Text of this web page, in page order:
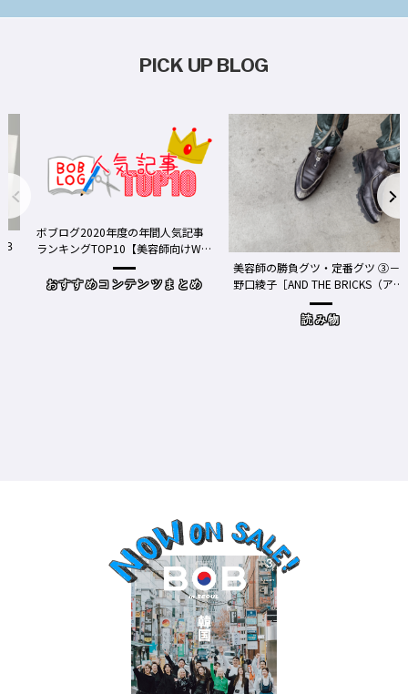
PICK UP BLOG
ブログ2020年度の年間人気記事
ンキングTOP10【美容師向けWe
おすすめコンテンツまとめ
美容師の勝負グツ・定番グツ ③－
野口綾子［AND THE BRICKS（アン
ドザブリックス）／神奈川県鎌倉